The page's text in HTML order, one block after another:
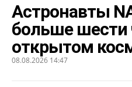
Астронавты
больше шести
открытом
08.08.2026 14:47